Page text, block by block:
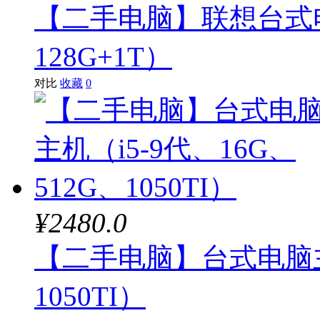
【二手电脑】联想台
128G+1T）
对比 收藏 0
¥2480.0
【二手电脑】台式电
1050TI）